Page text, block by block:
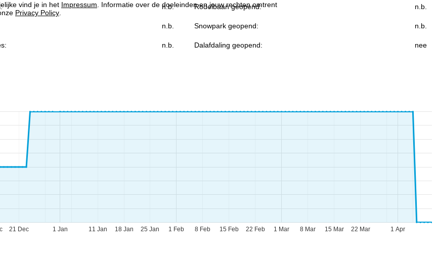
vind je in het Impressum. Informatie over de doeleinden en jouw rechten omtrent
Privacy Policy.
n.b. Rodelbaan geopend: n.b.
n.b. Snowpark geopend: n.b.
n.b. Dalafdaling geopend: nee
1 Jan 1 Feb 1 Mar 1 Apr
21 Dec 11 Jan 18 Jan 25 Jan 8 Feb 15 Feb 22 Feb 8 Mar 15 Mar 22 Mar